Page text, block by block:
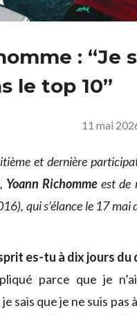
: “Je
le top 10”
11 mai
et dernière
Yoann Richommeest de
qui s’élance le 17
es-tu à dix jours
parce que je
sais que je ne suis